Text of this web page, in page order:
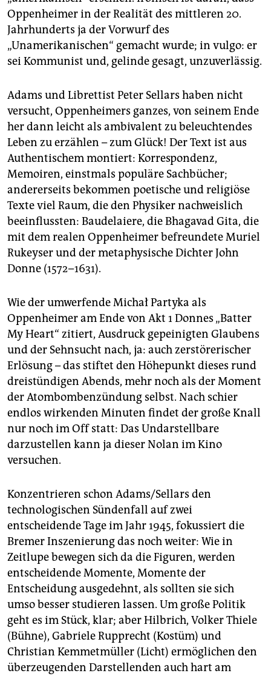
Oppenheimer in der Realität des mittleren 20.
Jahrhunderts ja der Vorwurf des
„Unamerikanischen“ gemacht wurde; in vulgo: er
sei Kommunist und, gelinde gesagt, unzuverlässig.
Adams und Librettist Peter Sellars haben nicht
versucht, Oppenheimers ganzes, von seinem Ende
her dann leicht als ambivalent zu beleuchtendes
Leben zu erzählen – zum Glück! Der Text ist aus
Authentischem montiert: Korrespondenz,
Memoiren, einstmals populäre Sachbücher;
andererseits bekommen poetische und religiöse
Texte viel Raum, die den Physiker nachweislich
beeinflussten: Baudelaiere, die Bhagavad Gita, die
mit dem realen Oppenheimer befreundete Muriel
Rukeyser und der metaphysische Dichter John
Donne (1572–1631).
Wie der umwerfende Michał Partyka als
Oppenheimer am Ende von Akt 1 Donnes „Batter
My Heart“ zitiert, Ausdruck gepeinigten Glaubens
und der Sehnsucht nach, ja: auch zerstörerischer
Erlösung – das stiftet den Höhepunkt dieses rund
dreistündigen Abends, mehr noch als der Moment
der Atombombenzündung selbst. Nach schier
endlos wirkenden Minuten findet der große Knall
nur noch im Off statt: Das Undarstellbare
darzustellen kann ja dieser Nolan im Kino
versuchen.
Konzentrieren schon Adams/Sellars den
technologischen Sündenfall auf zwei
entscheidende Tage im Jahr 1945, fokussiert die
Bremer Inszenierung das noch weiter: Wie in
Zeitlupe bewegen sich da die Figuren, werden
entscheidende Momente, Momente der
Entscheidung ausgedehnt, als sollten sie sich
umso besser studieren lassen. Um große Politik
geht es im Stück, klar; aber Hilbrich, Volker Thiele
(Bühne), Gabriele Rupprecht (Kostüm) und
Christian Kemmetmüller (Licht) ermöglichen den
überzeugenden Darstellenden auch hart am